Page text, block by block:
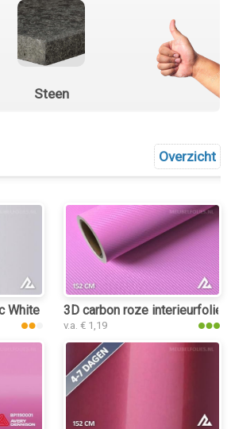
Steen
Overzicht
White Peach 3032 interieurfolie
3D carbon roze interieurfolie
v.a. € 1,19